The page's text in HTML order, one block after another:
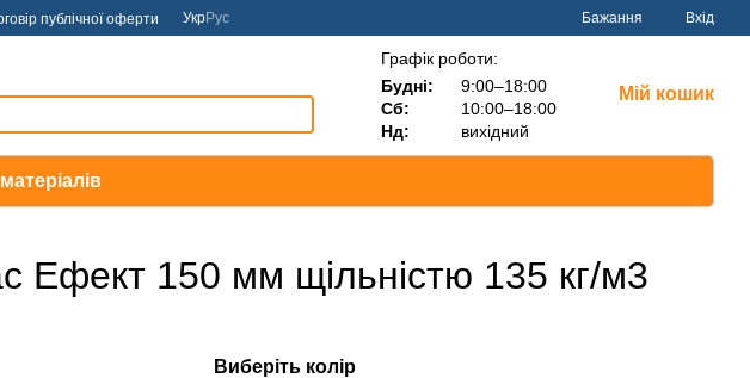
публічної оферти УкрРус Бажання Вхід
Графік роботи:
Будні:
9:00–18:00
Сб:
10:00–18:00
Нд:
вихідний
Мій кошик
Ефект 150 мм щільністю 135 кг/м3
Виберіть колір